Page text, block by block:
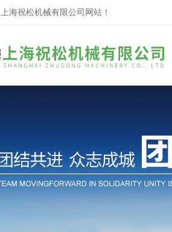
海祝松机械有限公司网站！